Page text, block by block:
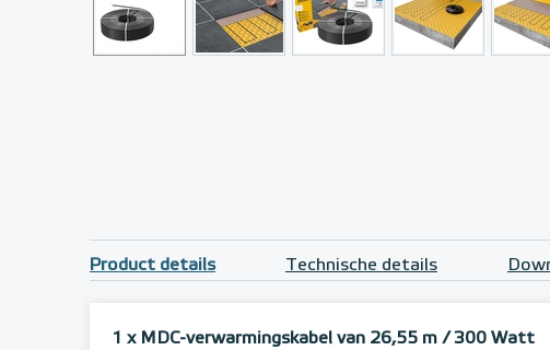
Product details Technische details
1 x MDC-verwarmingskabel van 26,55 m / 300 Watt